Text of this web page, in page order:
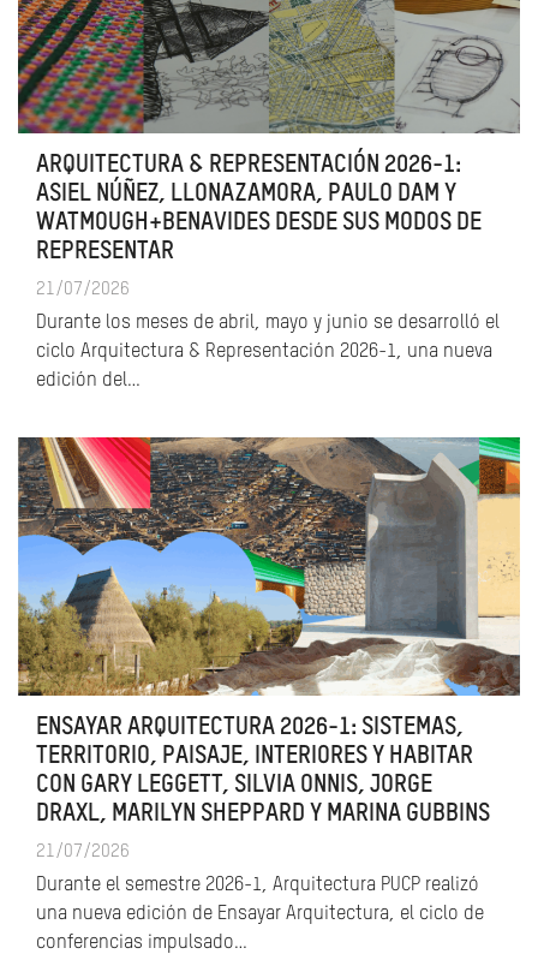
ARQUITECTURA & REPRESENTACIÓN 2026-1:
ASIEL NÚÑEZ, LLONAZAMORA, PAULO DAM Y
WATMOUGH+BENAVIDES DESDE SUS MODOS DE
REPRESENTAR
21/07/2026
Durante los meses de abril, mayo y junio se desarrolló el
ciclo Arquitectura & Representación 2026-1, una nueva
edición del…
ENSAYAR ARQUITECTURA 2026-1: SISTEMAS,
TERRITORIO, PAISAJE, INTERIORES Y HABITAR
CON GARY LEGGETT, SILVIA ONNIS, JORGE
DRAXL, MARILYN SHEPPARD Y MARINA GUBBINS
21/07/2026
Durante el semestre 2026-1, Arquitectura PUCP realizó
una nueva edición de Ensayar Arquitectura, el ciclo de
conferencias impulsado…